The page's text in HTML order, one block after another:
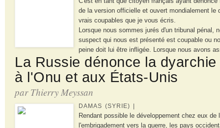
de la version officielle et ouvert mondialement le
vrais coupables que je vous écris.
Lorsque nous sommes jurés d'un tribunal pénal,
suspect qui nous est présenté est coupable ou
peine doit lui être infligée. Lorsque nous avons
La Russie dénonce la dyarchie
à l'Onu et aux États-Unis
par Thierry Meyssan
DAMAS (SYRIE) |
Rendant possible le développement chez eux de
l'embrigadement vers la guerre, les pays